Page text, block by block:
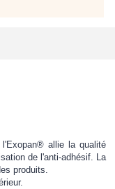
allie la qualité
de l'anti-adhésif. La
produits.